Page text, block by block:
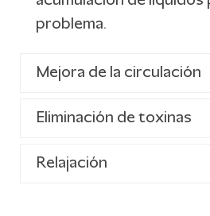
problema.
Mejora de la circulación
Eliminación de toxinas
Relajación